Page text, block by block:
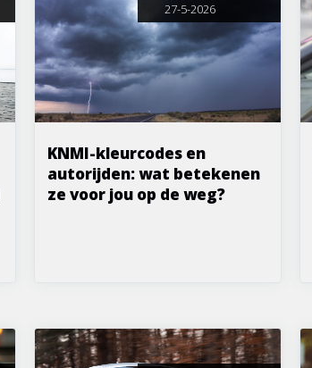
27-5-2026
KNMI-kleurcodes en
autorijden: wat betekenen
ze voor jou op de weg?